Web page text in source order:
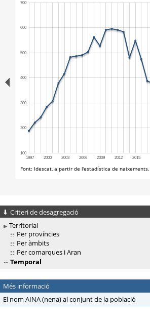
Criteri de desagregació
Territorial
Per províncies
Per àmbits
Per comarques i Aran
Temporal
Més informació
El nom AINA (nena) al conjunt de la població